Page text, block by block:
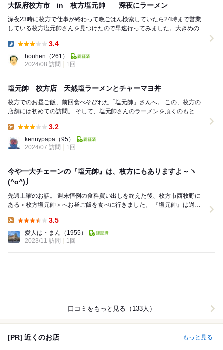
大阪府枚方市 in 枚方塩元帥 深夜にラーメン
深夜23時に枚方で仕事が終わって晩ごはん検索していたら24時まで営業
している枚方塩元帥さんを見つけたので早速行ってみました。大きめの駐
3.4
houhen （261）
2024/08 訪問
1回
塩元帥 枚方店 天然塩ラーメンとチャーマヨ丼
枚方でのお昼ご飯、前回食べそびれた「塩元帥」さんへ。 この、枚方の
店舗には初めての訪問。 そして、塩元帥さんのラーメンを頂くのもとて
3.2
kennypapa （95）
2024/07 訪問
1回
今や一大チェーンの『塩元帥』は、枚方にもありますよ～ヽ
(^o^)丿
先週土曜のお話。 週末恒例の食料買い出しを終えた後、枚方市西牧野に
ある＜枚方塩元帥＞へお昼ご飯を食べに行きました。 『塩元帥』は過去
3.5
愛人は・まん （1955）
2023/11 訪問
1回
口コミをもっと見る（133人）
[PR] 近くのお店 もっと見る